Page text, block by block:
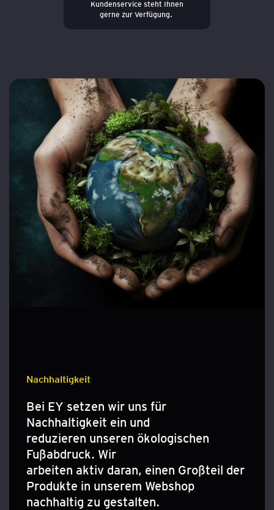
Kundenservice steht Ihnen
gerne zur Verfügung.
Nachhaltigkeit
Bei EY setzen wir uns für
Nachhaltigkeit ein und
reduzieren unseren ökologischen
Fußabdruck. Wir
arbeiten aktiv daran, einen Großteil der
Produkte in unserem Webshop
nachhaltig zu gestalten.